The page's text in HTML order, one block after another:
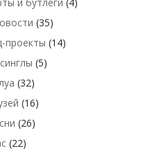
(35)
проекты (14)
(5)
(32)
(16)
(26)
(22)